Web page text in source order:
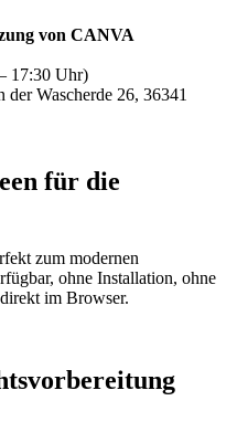
von CANVA
17:30 Uhr)
Wascherde 26, 36341
für die
zum modernen
ohne Installation, ohne
im Browser.